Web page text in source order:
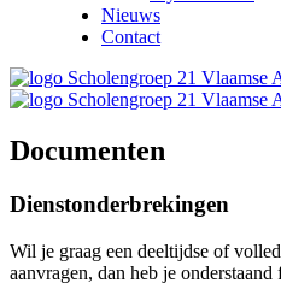
Nieuws
Contact
Documenten
Dienstonderbrekingen
Wil je graag een deeltijdse of
aanvragen, dan heb je